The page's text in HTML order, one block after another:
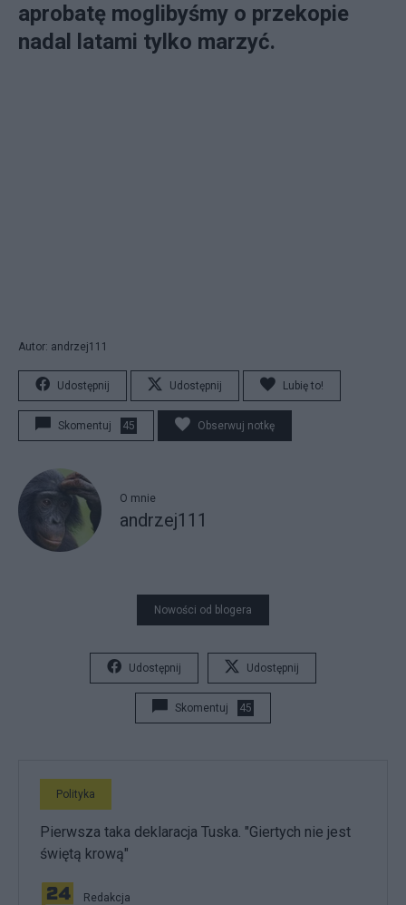
aprobatę moglibyśmy o przekopie
nadal latami tylko marzyć.
Autor: andrzej111
Udostępnij Udostępnij Lubię to!
Skomentuj 45 Obserwuj notkę
O mnie
andrzej111
Nowości od blogera
Udostępnij Udostępnij
Skomentuj 45
Polityka
Pierwsza taka deklaracja Tuska. "Giertych nie jest
świętą krową"
Redakcja